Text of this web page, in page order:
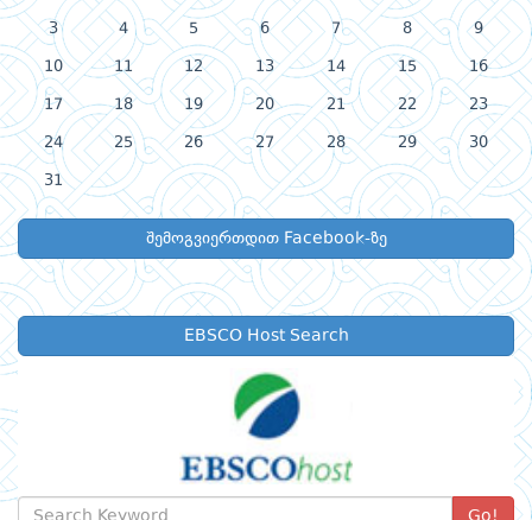
3 4 5 6 7 8 9
10 11 12 13 14 15 16
17 18 19 20 21 22 23
24 25 26 27 28 29 30
31
შემოგვიერთდით Facebook-ზე
EBSCO Host Search
Go!